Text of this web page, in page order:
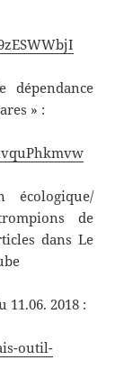
» :
de
dans Le
11.06. 2018 :
outil-